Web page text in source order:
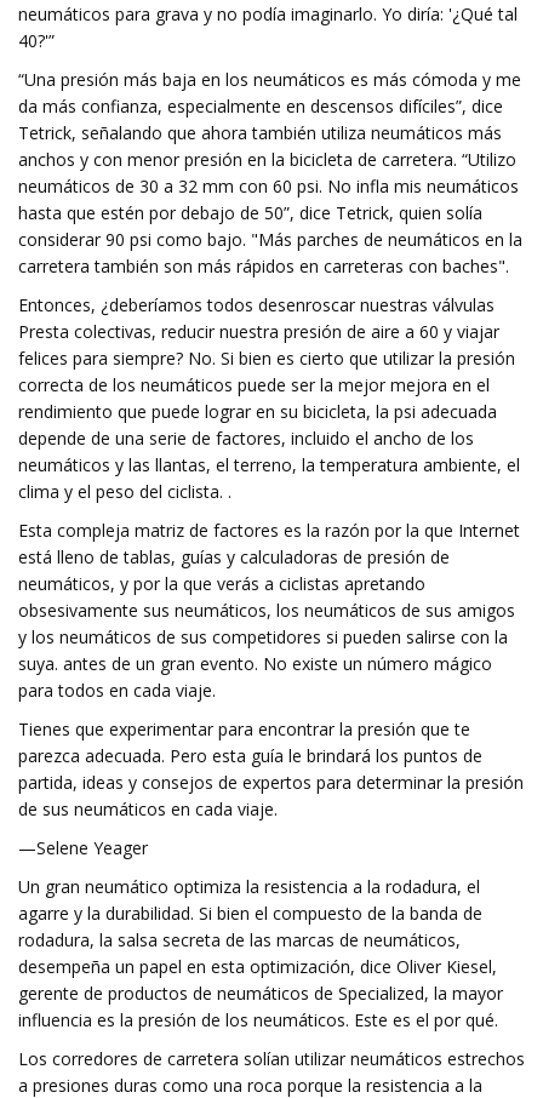
neumáticos para grava y no podía imaginarlo. Yo diría: '¿Qué tal
40?'”
“Una presión más baja en los neumáticos es más cómoda y me
da más confianza, especialmente en descensos difíciles”, dice
Tetrick, señalando que ahora también utiliza neumáticos más
anchos y con menor presión en la bicicleta de carretera. “Utilizo
neumáticos de 30 a 32 mm con 60 psi. No infla mis neumáticos
hasta que estén por debajo de 50”, dice Tetrick, quien solía
considerar 90 psi como bajo. "Más parches de neumáticos en la
carretera también son más rápidos en carreteras con baches".
Entonces, ¿deberíamos todos desenroscar nuestras válvulas
Presta colectivas, reducir nuestra presión de aire a 60 y viajar
felices para siempre? No. Si bien es cierto que utilizar la presión
correcta de los neumáticos puede ser la mejor mejora en el
rendimiento que puede lograr en su bicicleta, la psi adecuada
depende de una serie de factores, incluido el ancho de los
neumáticos y las llantas, el terreno, la temperatura ambiente, el
clima y el peso del ciclista. .
Esta compleja matriz de factores es la razón por la que Internet
está lleno de tablas, guías y calculadoras de presión de
neumáticos, y por la que verás a ciclistas apretando
obsesivamente sus neumáticos, los neumáticos de sus amigos
y los neumáticos de sus competidores si pueden salirse con la
suya. antes de un gran evento. No existe un número mágico
para todos en cada viaje.
Tienes que experimentar para encontrar la presión que te
parezca adecuada. Pero esta guía le brindará los puntos de
partida, ideas y consejos de expertos para determinar la presión
de sus neumáticos en cada viaje.
—Selene Yeager
Un gran neumático optimiza la resistencia a la rodadura, el
agarre y la durabilidad. Si bien el compuesto de la banda de
rodadura, la salsa secreta de las marcas de neumáticos,
desempeña un papel en esta optimización, dice Oliver Kiesel,
gerente de productos de neumáticos de Specialized, la mayor
influencia es la presión de los neumáticos. Este es el por qué.
Los corredores de carretera solían utilizar neumáticos estrechos
a presiones duras como una roca porque la resistencia a la